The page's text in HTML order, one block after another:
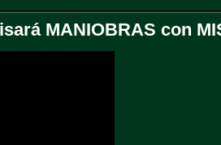
MANIOBRAS con